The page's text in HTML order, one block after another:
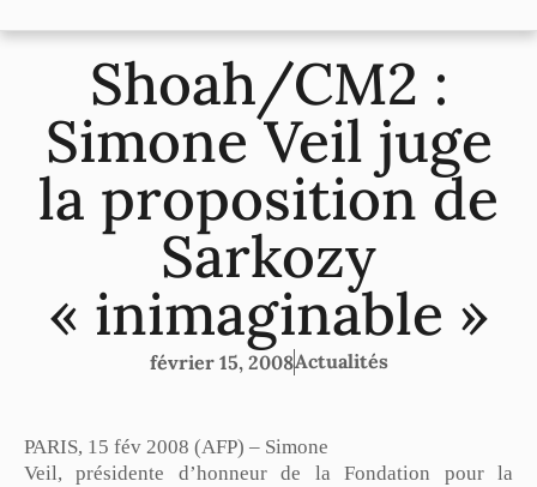
Shoah/CM2 :
Simone Veil juge
la proposition de
Sarkozy
« inimaginable »
février 15, 2008Actualités
PARIS, 15 fév 2008 (AFP) – Simone
Veil, présidente d’honneur de la Fondation pour la